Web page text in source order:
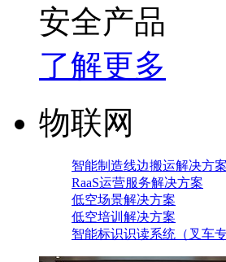
安全产品
了解更多
物联网
智能制造线边搬运解决方案
RaaS运营服务解决方案
低空场景解决方案
低空培训解决方案
智能标识识读系统（叉车专